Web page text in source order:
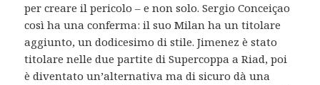
per creare il pericolo – e non solo. Sergio Conceiçao
così ha una conferma: il suo Milan ha un titolare
aggiunto, un dodicesimo di stile. Jimenez è stato
titolare nelle due partite di Supercoppa a Riad, poi
è diventato un’alternativa ma di sicuro dà una